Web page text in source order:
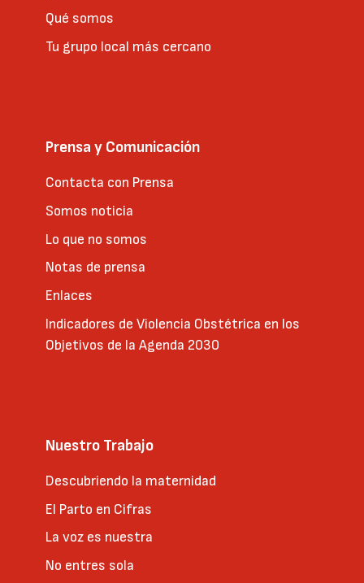
Qué somos
Tu grupo local más cercano
Prensa y Comunicación
Contacta con Prensa
Somos noticia
Lo que no somos
Notas de prensa
Enlaces
Indicadores de Violencia Obstétrica en los
Objetivos de la Agenda 2030
Nuestro Trabajo
Descubriendo la maternidad
El Parto en Cifras
La voz es nuestra
No entres sola